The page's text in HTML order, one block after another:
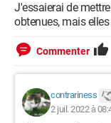
J'essaierai de
obtenues, mais
Commenter
contrariness
2 juil. 2022 à